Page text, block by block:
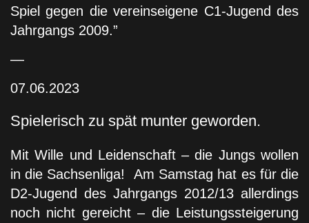
Spiel gegen die vereinseigene C1-Jugend des
Jahrgangs 2009.”
—
07.06.2023
Spielerisch zu spät munter geworden.
Mit Wille und Leidenschaft – die Jungs wollen
in die Sachsenliga! Am Samstag hat es für die
D2-Jugend des Jahrgangs 2012/13 allerdings
noch nicht gereicht – die Leistungssteigerung